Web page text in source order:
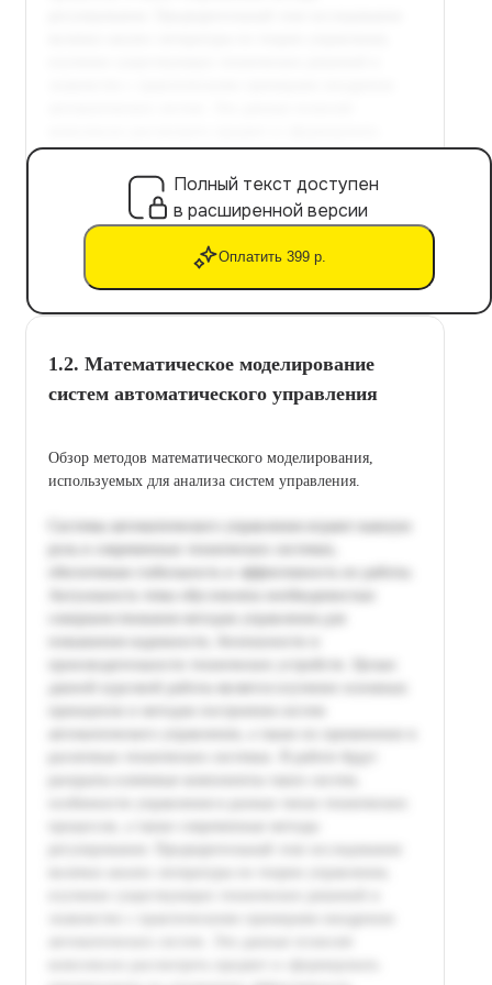
Полный текст доступен
в расширенной версии
Оплатить 399 р.
1.2. Математическое моделирование
систем автоматического управления
Обзор методов математического моделирования,
используемых для анализа систем управления.